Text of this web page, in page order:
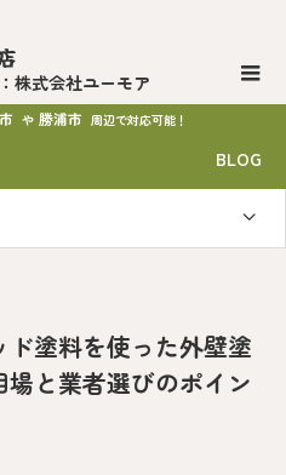
株式会社ユーモア
や 勝浦市 周辺で対応可能！
BLOG
塗料を使った外壁塗
と業者選びのポイン